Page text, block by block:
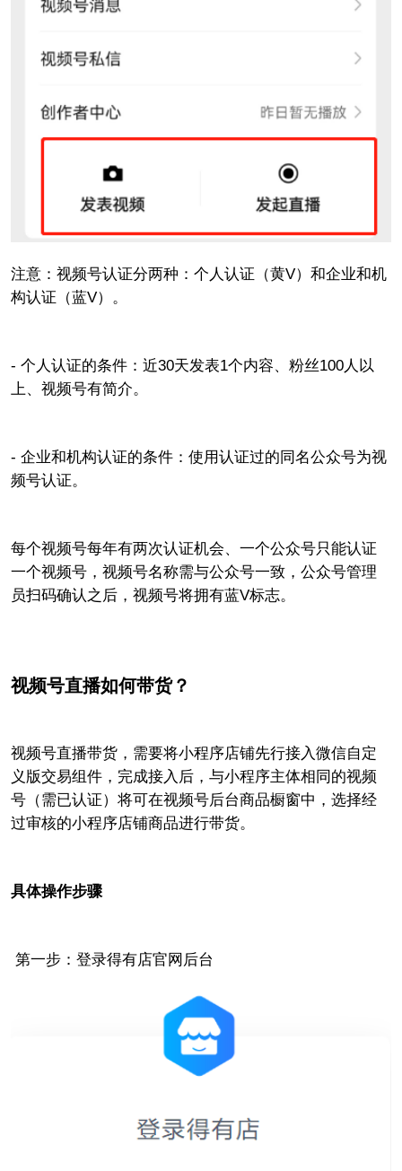
注意：视频号认证分两种：个人认证（黄V）和企业和机
构认证（蓝V）。
- 个人认证的条件：近30天发表1个内容、粉丝100人以
上、视频号有简介。
- 企业和机构认证的条件：使用认证过的同名公众号为视
频号认证。
每个视频号每年有两次认证机会、一个公众号只能认证
一个视频号，视频号名称需与公众号一致，公众号管理
员扫码确认之后，视频号将拥有蓝V标志。
视频号直播如何带货？
视频号直播带货，需要将小程序店铺先行接入微信自定
义版交易组件，完成接入后，与小程序主体相同的视频
号（需已认证）将可在视频号后台商品橱窗中，选择经
过审核的小程序店铺商品进行带货。
具体操作步骤
第一步：登录得有店官网后台